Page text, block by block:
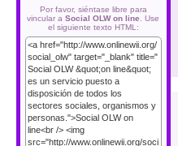
Por favor, siéntase libre para
vincular aSocial OLW on line
. Use
el siguiente texto HTML: